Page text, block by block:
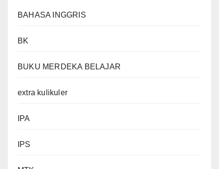
BAHASA INGGRIS
BK
BUKU MERDEKA BELAJAR
extra kulikuler
IPA
IPS